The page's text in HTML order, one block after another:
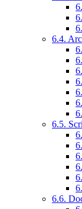
6.4.
6.5.
6.6.